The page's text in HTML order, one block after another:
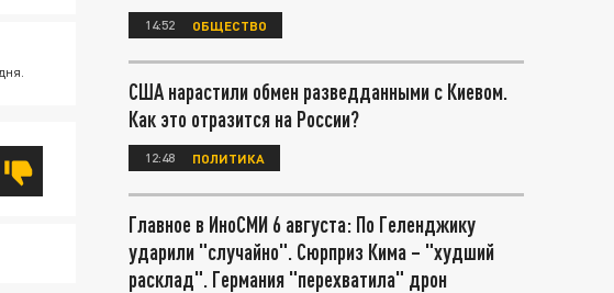
14:52 ОБЩЕСТВО
США нарастили обмен разведданными с Киевом.
Как это отразится на России?
12:48 ПОЛИТИКА
Главное в ИноСМИ 6 августа: По Геленджику
ударили "случайно". Сюрприз Кима – "худший
расклад". Германия "перехватила" дрон